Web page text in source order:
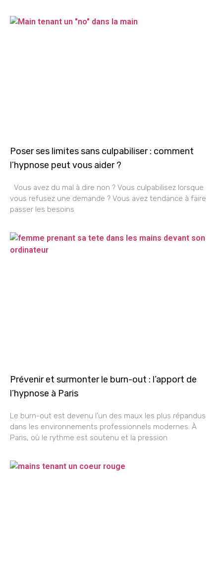
Poser ses limites sans culpabiliser : comment
l’hypnose peut vous aider ?
Vous avez du mal à dire non ? Vous culpabilisez lorsque
vous refusez une demande ? Vous avez tendance à faire
passer les besoins
Prévenir et surmonter le burn-out : l’apport de
l’hypnose à Paris
Le burn-out est devenu l’un des maux les plus répandus
dans les environnements professionnels modernes. À
Paris, où le rythme est soutenu et la pression